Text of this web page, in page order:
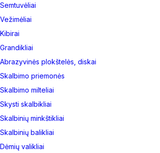
Semtuvėliai
Vežimėliai
Kibirai
Grandikliai
Abrazyvinės plokštelės, diskai
Skalbimo priemonės
Skalbimo milteliai
Skysti skalbikliai
Skalbinių minkštikliai
Skalbinių balikliai
Dėmių valikliai